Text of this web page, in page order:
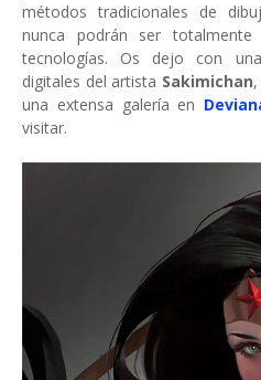
métodos tradicionales de
nunca podrán ser
tecnologías. Os dejo con
digitales del artista Sakimichan
una extensa galería en
visitar.